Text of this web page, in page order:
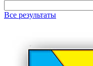
Все результаты